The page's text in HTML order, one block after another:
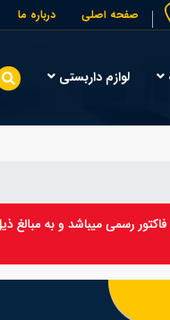
صفحه اصلی درباره ما
لوازم داربستی